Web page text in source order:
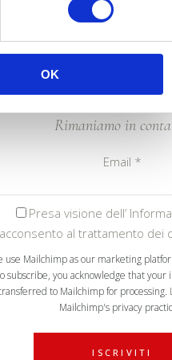
OK
Rimaniamo in
Email *
Presa visione dell’
acconsento al trattamento dei
use Mailchimp as our marketing
subscribe, you acknowledge that your
to Mailchimp for processing.
Mailchimp's privacy